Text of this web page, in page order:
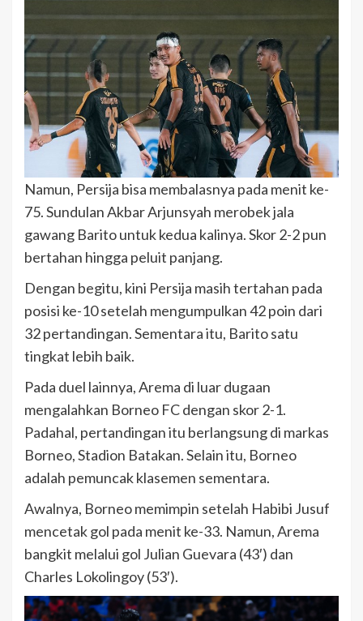
Namun, Persija bisa membalasnya pada menit ke-
75. Sundulan Akbar Arjunsyah merobek jala
gawang Barito untuk kedua kalinya. Skor 2-2 pun
bertahan hingga peluit panjang.
Dengan begitu, kini Persija masih tertahan pada
posisi ke-10 setelah mengumpulkan 42 poin dari
32 pertandingan. Sementara itu, Barito satu
tingkat lebih baik.
Pada duel lainnya, Arema di luar dugaan
mengalahkan Borneo FC dengan skor 2-1.
Padahal, pertandingan itu berlangsung di markas
Borneo, Stadion Batakan. Selain itu, Borneo
adalah pemuncak klasemen sementara.
Awalnya, Borneo memimpin setelah Habibi Jusuf
mencetak gol pada menit ke-33. Namun, Arema
bangkit melalui gol Julian Guevara (43′) dan
Charles Lokolingoy (53′).